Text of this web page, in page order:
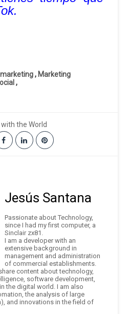
, Marketing
,
the World
Jesús Santana
Passionate about Technology,
since I had my first computer, a
Sinclair zx81.
I am a developer with an
extensive background in
management and administration
of commercial establishments.
content about technology,
software development,
the digital world. I am also
the analysis of large
and innovations in the field of